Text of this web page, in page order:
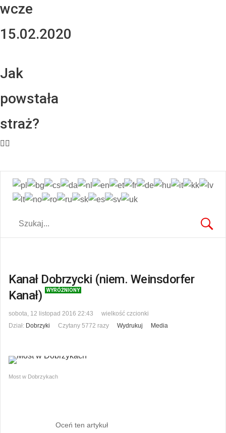
wcze
15.02.2020
Jak
powstała
straż?
Kanał Dobrzycki (niem. Weinsdorfer
Kanał)
WYRÓŻNIONY
sobota, 12 listopad 2016 22:43
wielkość czcionki
Dział: Dobrzyki Czytany 5772 razy Wydrukuj Media
Most w Dobrzykach
Oceń ten artykuł